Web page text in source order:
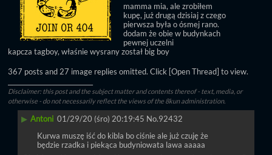
mamma mia, ale zrobiłem
kupę, już drugą dzisiaj z czego
pierwsza była o ósmej rano.
dodam że obie w budynkach
pewnej uczelni
kapcza tagboy, właśnie wysrany został big boy
367 posts and 27 image replies omitted. Click [Open Thread] to view.
Disclaimer: this post and the subject matter and contents thereof - text, media, or
otherwise - do not necessarily reflect the views of the 8kun administration.
▶ Antoni 01/29/20 (śro) 20:19:45 No.92432
Kurwa muszę iść do kibla bo ciśnie ale już czuję że
będzie rzadka i piekąca budyniowata lawa aaaaa